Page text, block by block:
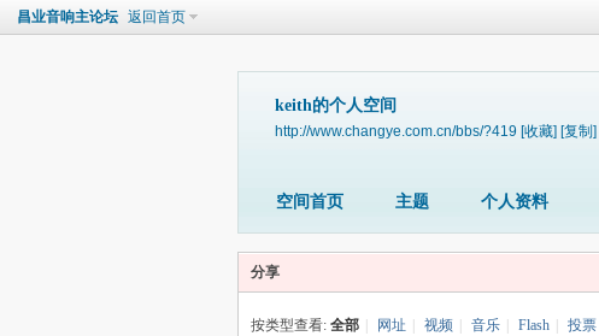
昌业音响主论坛 返回首页
keith的个人空间
http://www.changye.com.cn/bbs/?419 [收藏] [复制]
空间首页 主题 个人资料
分享
按类型查看: 全部 网址 视频 音乐 Flash 投票